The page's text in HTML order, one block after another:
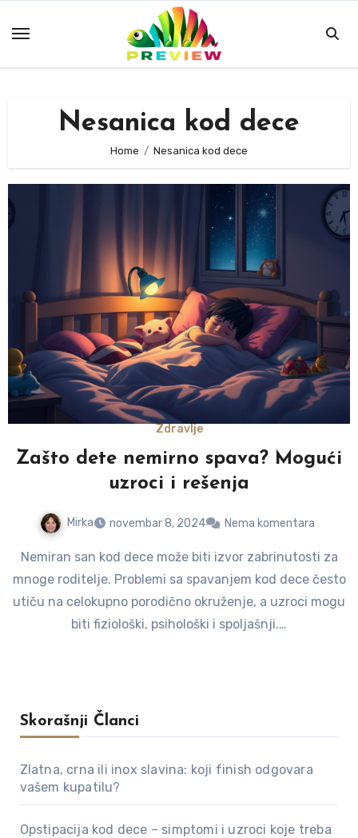
Nesanica kod dece
Home Nesanica kod dece
Zdravlje
Zašto dete nemirno spava? Mogući
uzroci i rešenja
Mirka novembar 8, 2024 Nema komentara
Nemiran san kod dece može biti izvor zabrinutosti za
mnoge roditelje. Problemi sa spavanjem kod dece često
utiču na celokupno porodično okruženje, a uzroci mogu
biti fiziološki, psihološki i spoljašnji.…
Skorašnji Članci
Zlatna, crna ili inox slavina: koji finish odgovara
vašem kupatilu?
Opstipacija kod dece – simptomi i uzroci koje treba